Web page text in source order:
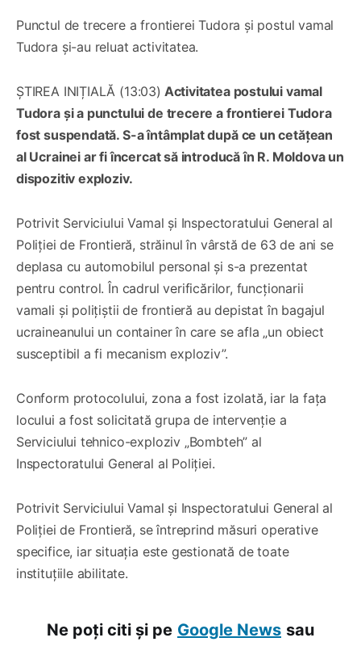
Punctul de trecere a frontierei Tudora și postul vamal
Tudora și-au reluat activitatea.
ȘTIREA INIȚIALĂ (13:03) Activitatea postului vamal
Tudora și a punctului de trecere a frontierei Tudora
fost suspendată. S-a întâmplat după ce un cetățean
al Ucrainei ar fi încercat să introducă în R. Moldova un
dispozitiv exploziv.
Potrivit Serviciului Vamal și Inspectoratului General al
Poliției de Frontieră, străinul în vârstă de 63 de ani se
deplasa cu automobilul personal și s-a prezentat
pentru control. În cadrul verificărilor, funcționarii
vamali și polițiștii de frontieră au depistat în bagajul
ucraineanului un container în care se afla „un obiect
susceptibil a fi mecanism exploziv”.
Conform protocolului, zona a fost izolată, iar la fața
locului a fost solicitată grupa de intervenție a
Serviciului tehnico-exploziv „Bombteh” al
Inspectoratului General al Poliției.
Potrivit Serviciului Vamal și Inspectoratului General al
Poliției de Frontieră, se întreprind măsuri operative
specifice, iar situația este gestionată de toate
instituțiile abilitate.
Ne poți citi și pe Google News sau